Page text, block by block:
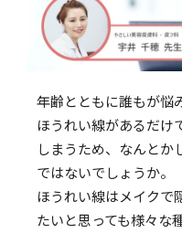
年齢とともに誰もが悩
ほうれい線があるだけ
しまうため、なんとか
ではないでしょうか。
ほうれい線はメイクで
たいと思っても様々な